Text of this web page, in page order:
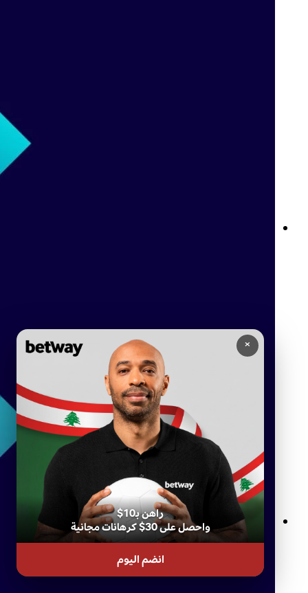
كازينو بيتواي المباشر: تجربة ألعاب الكازينو المميزة من راحة منزلك
×
راهن بـ10$
واحصل على 30$ كرهانات مجانية
انضم اليوم